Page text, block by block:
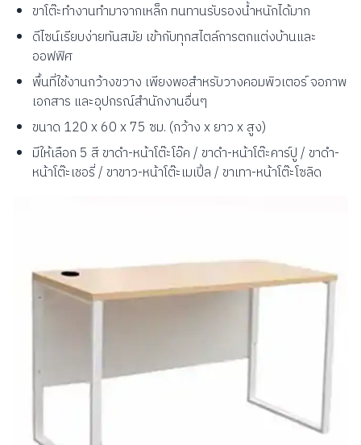
ขาโต๊ะทำงานทำมาจากเหล็ก ทนทานรับรองน้ำหนักได้มาก
ดีไซน์เรียบง่ายทันสมัย เข้ากับทุกสไตล์การตกแต่งบ้านและ
ออฟฟิศ
พื้นที่ใช้งานกว้างขวาง เพียงพอสำหรับวางคอมพิวเตอร์ จอภาพ
เอกสาร และอุปกรณ์สำนักงานอื่นๆ
ขนาด 120 x 60 x 75 ซม. (กว้าง x ยาว x สูง)
มีให้เลือก 5 สี ขาดำ-หน้าโต๊ะโอ๊ค / ขาดำ-หน้าโต๊ะคาร์ปู / ขาดำ-
หน้าโต๊ะเชอรี่ / ขาขาว-หน้าโต๊ะเมเปิ้ล / ขาเทา-หน้าโต๊ะโซลิด